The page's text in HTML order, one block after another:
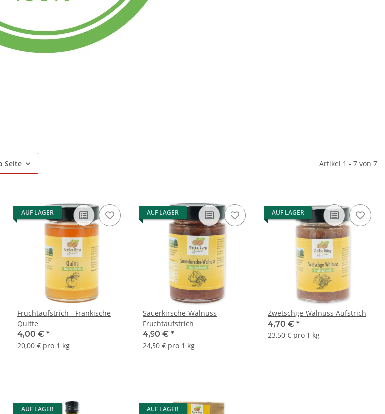
Seite Artikel 1 - 7 von 7
AUF LAGER
Fruchtaufstrich - Fränkische
Quitte
4,00 € *
20,00 € pro 1 kg
AUF LAGER
Sauerkirsche-Walnuss
Fruchtaufstrich
4,90 € *
24,50 € pro 1 kg
AUF LAGER
Zwetschge-Walnuss Aufstrich
4,70 € *
23,50 € pro 1 kg
AUF LAGER AUF LAGER